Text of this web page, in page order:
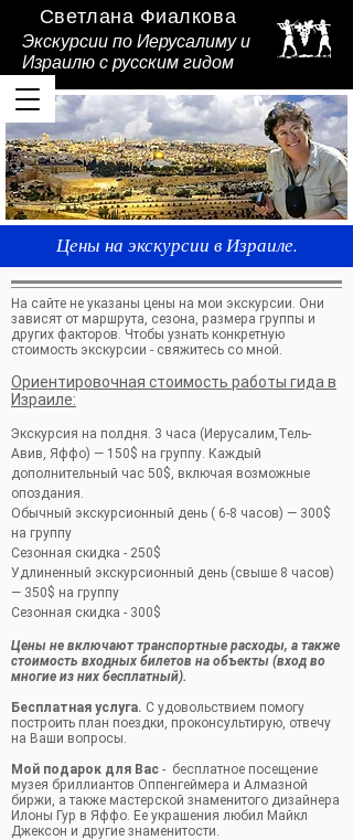
Светлана Фиалкова
Экскурсии по Иерусалиму и
Израилю с русским гидом
Цены на экскурсии в Израиле.
На сайте не указаны цены на мои экскурсии. Они
зависят от маршрута, сезона, размера группы и
других факторов. Чтобы узнать конкретную
стоимость экскурсии - свяжитесь со мной.
Ориентировочная стоимость работы гида в
Израиле:
Экскурсия на полдня. 3 часа (Иерусалим,Тель-
Авив, Яффо) — 150$ на группу. Каждый
дополнительный час 50$, включая возможные
опоздания.
Обычный экскурсионный день ( 6-8 часов) — 300$
на группу
Сезонная скидка - 250$
Удлиненный экскурсионный день (свыше 8 часов)
— 350$ на группу
Сезонная скидка - 300$
Цены не включают транспортные расходы, а также
стоимость входных билетов на объекты (вход во
многие из них бесплатный).
Бесплатная услуга. С удовольствием помогу
построить план поездки, проконсультирую, отвечу
на Ваши вопросы.
Мой подарок для Вас - бесплатное посещение
музея бриллиантов Оппенгеймера и Алмазной
биржи, а также мастерской знаменитого дизайнера
Илоны Гур в Яффо. Ее украшения любил Майкл
Джексон и другие знаменитости.